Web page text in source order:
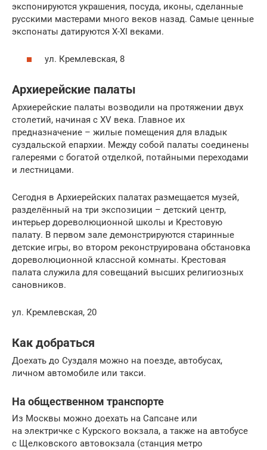
экспонируются украшения, посуда, иконы, сделанные
русскими мастерами много веков назад. Самые ценные
экспонаты датируются X-XI веками.
ул. Кремлевская, 8
Архиерейские палаты
Архиерейские палаты возводили на протяжении двух
столетий, начиная с XV века. Главное их
предназначение – жилые помещения для владык
суздальской епархии. Между собой палаты соединены
галереями с богатой отделкой, потайными переходами
и лестницами.
Сегодня в Архиерейских палатах размещается музей,
разделённый на три экспозиции – детский центр,
интерьер дореволюционной школы и Крестовую
палату. В первом зале демонстрируются старинные
детские игры, во втором реконструирована обстановка
дореволюционной классной комнаты. Крестовая
палата служила для совещаний высших религиозных
сановников.
ул. Кремлевская, 20
Как добраться
Доехать до Суздаля можно на поезде, автобусах,
личном автомобиле или такси.
На общественном транспорте
Из Москвы можно доехать на Сапсане или
на электричке с Курского вокзала, а также на автобусе
с Щелковского автовокзала (станция метро